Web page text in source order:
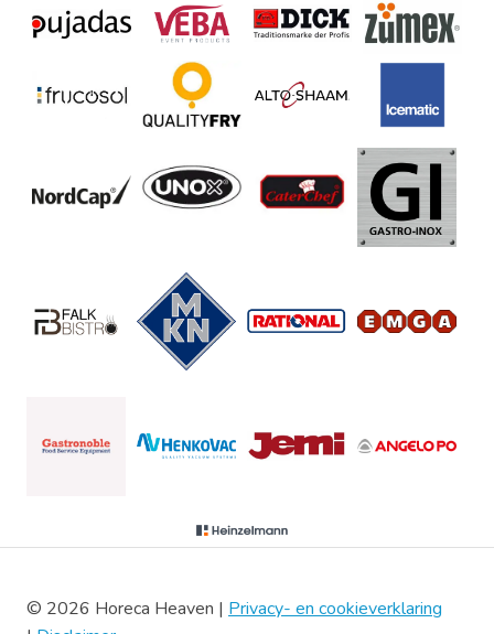
© 2026 Horeca Heaven | Privacy- en cookieverklaring